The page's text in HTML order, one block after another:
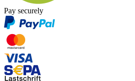
Pay securely